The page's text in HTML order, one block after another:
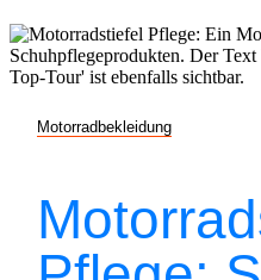
Motorradbekleidung